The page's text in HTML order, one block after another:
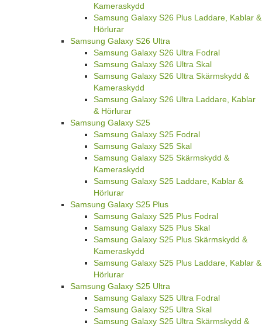
Kameraskydd
Samsung Galaxy S26 Plus Laddare, Kablar &
Hörlurar
Samsung Galaxy S26 Ultra
Samsung Galaxy S26 Ultra Fodral
Samsung Galaxy S26 Ultra Skal
Samsung Galaxy S26 Ultra Skärmskydd &
Kameraskydd
Samsung Galaxy S26 Ultra Laddare, Kablar
& Hörlurar
Samsung Galaxy S25
Samsung Galaxy S25 Fodral
Samsung Galaxy S25 Skal
Samsung Galaxy S25 Skärmskydd &
Kameraskydd
Samsung Galaxy S25 Laddare, Kablar &
Hörlurar
Samsung Galaxy S25 Plus
Samsung Galaxy S25 Plus Fodral
Samsung Galaxy S25 Plus Skal
Samsung Galaxy S25 Plus Skärmskydd &
Kameraskydd
Samsung Galaxy S25 Plus Laddare, Kablar &
Hörlurar
Samsung Galaxy S25 Ultra
Samsung Galaxy S25 Ultra Fodral
Samsung Galaxy S25 Ultra Skal
Samsung Galaxy S25 Ultra Skärmskydd &